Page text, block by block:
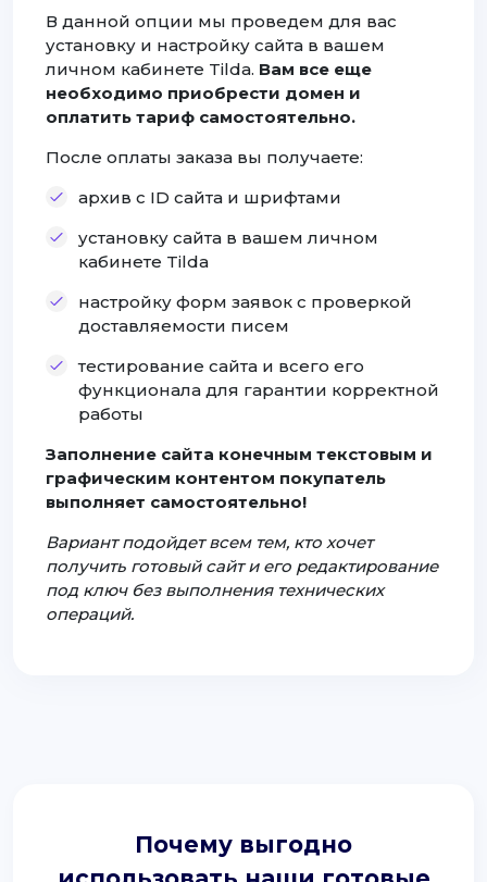
В данной опции мы проведем для вас
установку и настройку сайта в вашем
личном кабинете Tilda. Вам все еще
необходимо приобрести домен и
оплатить тариф самостоятельно.
После оплаты заказа вы получаете:
архив с ID сайта и шрифтами
установку сайта в вашем личном
кабинете Tilda
настройку форм заявок с проверкой
доставляемости писем
тестирование сайта и всего его
функционала для гарантии корректной
работы
Заполнение сайта конечным текстовым и
графическим контентом покупатель
выполняет самостоятельно!
Вариант подойдет всем тем, кто хочет
получить готовый сайт и его редактирование
под ключ без выполнения технических
операций.
Почему выгодно